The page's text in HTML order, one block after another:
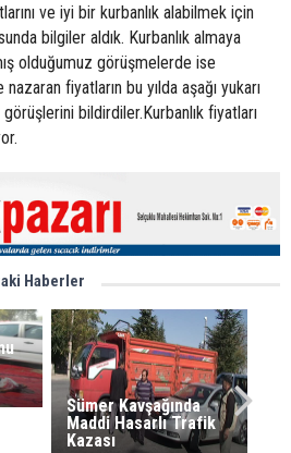
ve iyi bir kurbanlık alabilmek için
bilgiler aldık. Kurbanlık almaya
olduğumuz görüşmelerde ise
fiyatların bu yılda aşağı yukarı
bildirdiler.Kurbanlık fiyatları
Haberler
Sümer Kavşağında
Maddi Hasarlı Trafik
Kazası